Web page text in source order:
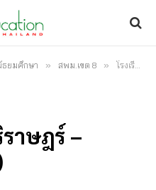
ธยมศึกษา » สพม.เขต 8 » โรงเรียนโสภณศิริราษฎร์ – วัดเพลง (ราชบุรี)
าษฎร์ –